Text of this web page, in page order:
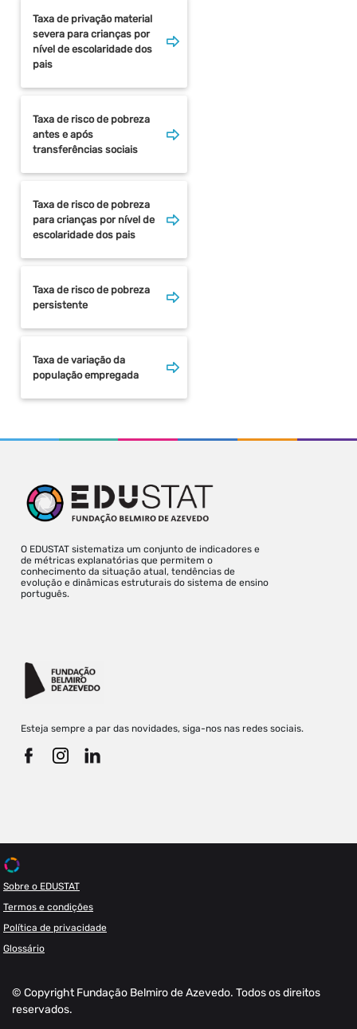
Taxa de privação material
severa para crianças por
nível de escolaridade dos
pais
Taxa de risco de pobreza
antes e após
transferências sociais
Taxa de risco de pobreza
para crianças por nível de
escolaridade dos pais
Taxa de risco de pobreza
persistente
Taxa de variação da
população empregada
O EDUSTAT sistematiza um conjunto de indicadores e
de métricas explanatórias que permitem o
conhecimento da situação atual, tendências de
evolução e dinâmicas estruturais do sistema de ensino
português.
Esteja sempre a par das novidades, siga-nos nas redes sociais.
Sobre o EDUSTAT
Termos e condições
Política de privacidade
Glossário
© Copyright Fundação Belmiro de Azevedo. Todos os direitos
reservados.